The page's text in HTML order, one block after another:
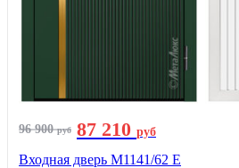
96 900руб 87 210 руб
Входная дверь М1141/62 Е